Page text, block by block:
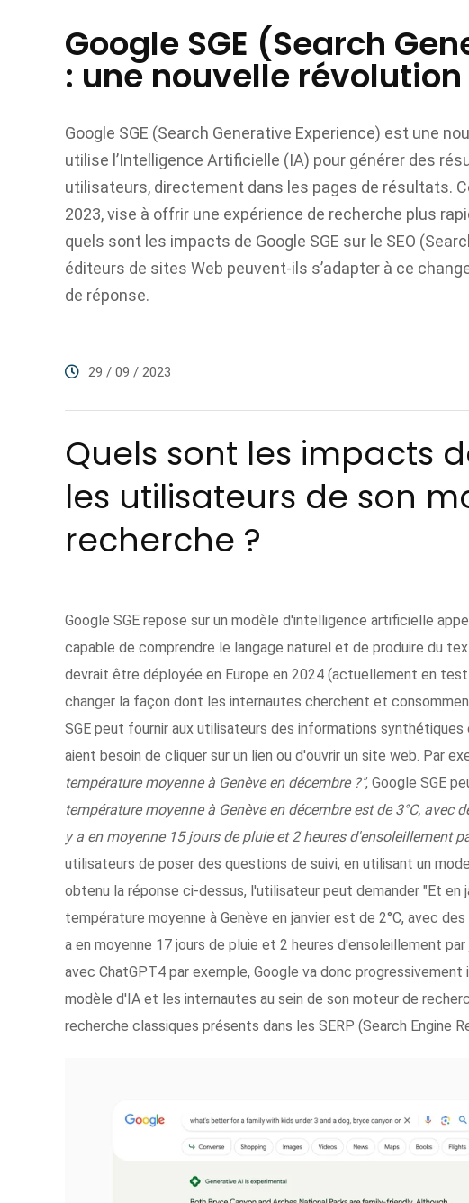
Google SGE (Search
: une nouvelle révolution
Google SGE (Search Generative Experience) est une
utilise l’Intelligence Artificielle (IA) pour générer des
utilisateurs, directement dans les pages de résultats.
2023, vise à offrir une expérience de recherche plus
quels sont les impacts de Google SGE sur le SEO
éditeurs de sites Web peuvent-ils s’adapter à ce
de réponse.
29 / 09 / 2023
Quels sont les impacts
les utilisateurs de son
recherche ?
Google SGE repose sur un modèle d'intelligence artificielle
capable de comprendre le langage naturel et de produire du
devrait être déployée en Europe en 2024 (actuellement en
changer la façon dont les internautes cherchent et
SGE peut fournir aux utilisateurs des informations
aient besoin de cliquer sur un lien ou d'ouvrir un site web. Par
température moyenne à Genève en décembre ?", Google SGE
température moyenne à Genève en décembre est de 3°C, avec
y a en moyenne 15 jours de pluie et 2 heures d'ensoleillement
utilisateurs de poser des questions de suivi, en utilisant un
obtenu la réponse ci-dessus, l'utilisateur peut demander "Et en
température moyenne à Genève en janvier est de 2°C, avec
a en moyenne 17 jours de pluie et 2 heures d'ensoleillement
avec ChatGPT4 par exemple, Google va donc
modèle d'IA et les internautes au sein de son moteur de
recherche classiques présents dans les SERP (Search Engine